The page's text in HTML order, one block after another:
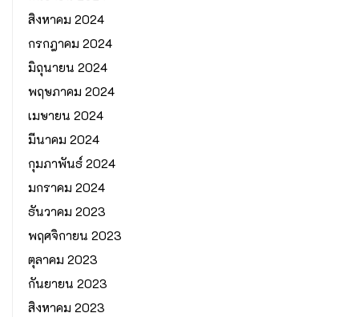
สิงหาคม 2024
กรกฎาคม 2024
มิถุนายน 2024
พฤษภาคม 2024
เมษายน 2024
มีนาคม 2024
กุมภาพันธ์ 2024
มกราคม 2024
ธันวาคม 2023
พฤศจิกายน 2023
ตุลาคม 2023
กันยายน 2023
สิงหาคม 2023